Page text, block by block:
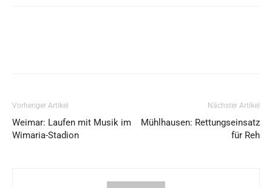
Vorheriger Artikel
Weimar: Laufen mit Musik im
Wimaria-Stadion
Nächster Artikel
Mühlhausen: Rettungseinsatz
für Reh